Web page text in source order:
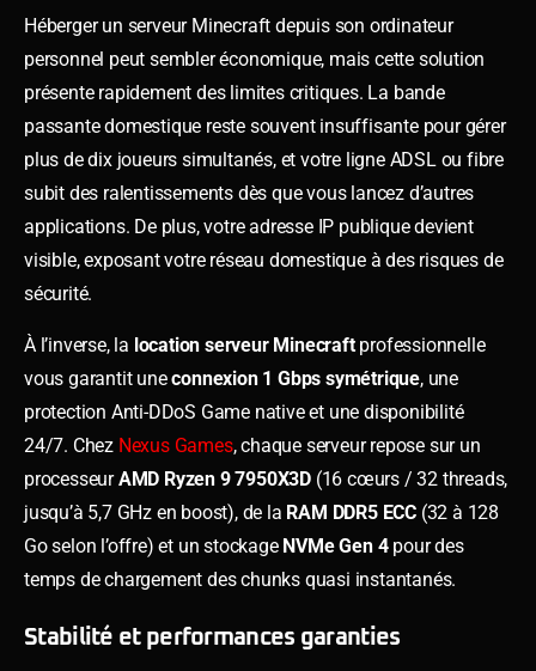
Héberger un serveur Minecraft depuis son ordinateur
personnel peut sembler économique, mais cette solution
présente rapidement des limites critiques. La bande
passante domestique reste souvent insuffisante pour gérer
plus de dix joueurs simultanés, et votre ligne ADSL ou fibre
subit des ralentissements dès que vous lancez d’autres
applications. De plus, votre adresse IP publique devient
visible, exposant votre réseau domestique à des risques de
sécurité.
À l’inverse, la location serveur Minecraftprofessionnelle
vous garantit uneconnexion 1 Gbps symétrique, une
protection Anti-DDoS Game native et une disponibilité
24/7. Chez Nexus Games, chaque serveur repose sur un
processeurAMD Ryzen 9 7950X3D (16 cœurs / 32 threads,
jusqu’à 5,7 GHz en boost), de la RAM DDR5 ECC (32 à 128
Go selon l’offre) et un stockage NVMe Gen 4pour des
temps de chargement des chunks quasi instantanés.
Stabilité et performances garanties